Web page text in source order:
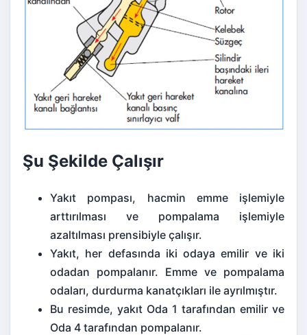
Şu Şekilde Çalışır
Yakıt pompası, hacmin emme işlemiyle
arttırılması ve pompalama işlemiyle
azaltılması prensibiyle çalışır.
Yakıt, her defasında iki odaya emilir ve iki
odadan pompalanır. Emme ve pompalama
odaları, durdurma kanatçıkları ile ayrılmıştır.
Bu resimde, yakıt Oda 1 tarafından emilir ve
Oda 4 tarafından pompalanır.